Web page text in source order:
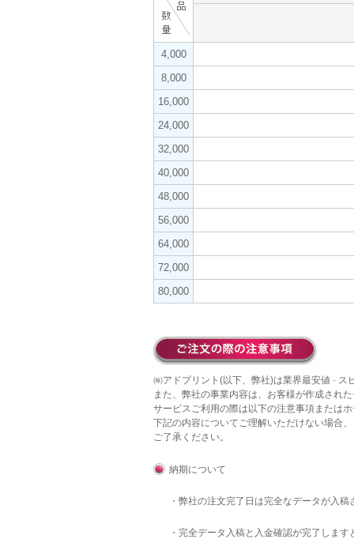
4,000
8,000
16,000
24,000
32,000
40,000
48,000
56,000
64,000
72,000
80,000
㈱アドプリント(以下、弊社)は業界最安値 ·
また、弊社の事業内容は、お客様が作成され
サービスご利用の際は以下の注意事項または
下記の内容についてご理解いただけない場合
ご了承ください。
納期について
・弊社の注文完了日は完全なデータが入
・完全データ入稿と入金確認が完了しま